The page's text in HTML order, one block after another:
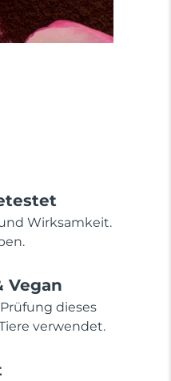
Wirksamkeit.
Vegan
dieses
verwendet.